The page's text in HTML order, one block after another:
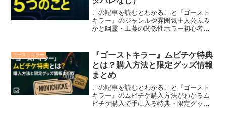
この記事を読むとわかること『ゴースト
キラー』のジャンルや雰囲気主人公ふみ
かと幽霊・工藤の関係性ホラー初心者に
本作はアクション、ファンタジー、ホラ
ーを融合させた“憑依バデ...
ゴーストキラー
『ゴーストキラー』ムビチケ特典
とは？購入方法と限定グッズ情報
まとめ
この記事を読むとわかること『ゴースト
キラー』のムビチケ購入方法がわかるム
ビチケ購入で手に入る特典・限定グッズ